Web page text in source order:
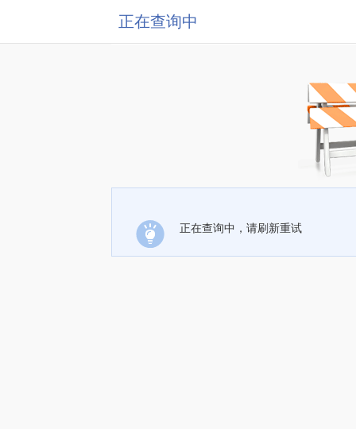
正在查询中
正在查询中，请刷新重试